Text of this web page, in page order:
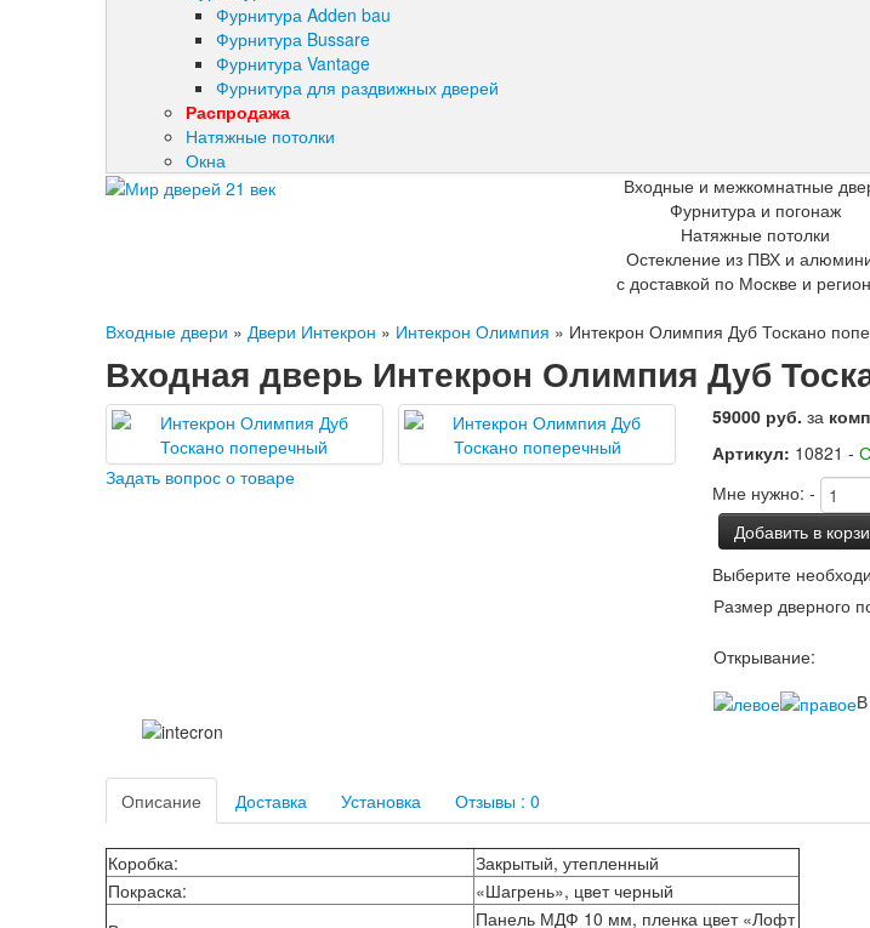
Фурнитура Adden bau
Фурнитура Bussare
Фурнитура Vantage
Фурнитура для раздвижных дверей
Распродажа
Натяжные потолки
Окна
Входные и межкомнатные
Фурнитура и погонаж
Натяжные потолки
Остекление из ПВХ и
с доставкой по Москве и
Входные двери » Двери Интекрон » Интекрон Олимпия » Интекрон Олимпия Дуб Тоскано
Входная дверь Интекрон Олимпия Дуб
Задать вопрос о товаре
59000 руб. за
Артикул: 10821 -
Мне нужно: -
Добавить в
Выберите
Размер дверного
Открывание:
Описание Доставка Установка Отзывы : 0
Коробка:
Закрытый, утепленный
Покраска:
«Шагрень», цвет черный
Панель МДФ 10 мм, пленка цвет «Лофт